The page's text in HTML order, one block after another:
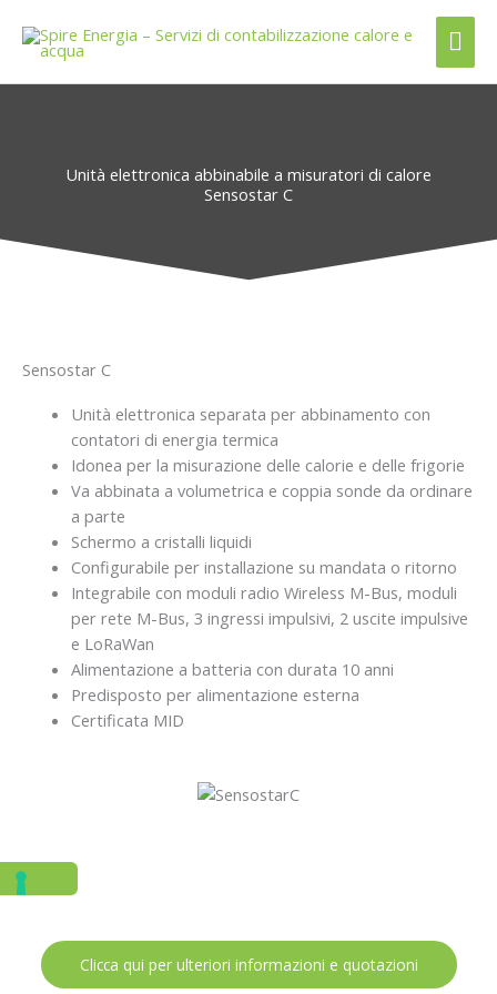
contenuto
Unità elettronica abbinabile a misuratori di calore
Sensostar C
Sensostar C
Unità elettronica separata per abbinamento con
contatori di energia termica
Idonea per la misurazione delle calorie e delle frigorie
Va abbinata a volumetrica e coppia sonde da ordinare
a parte
Schermo a cristalli liquidi
Configurabile per installazione su mandata o ritorno
Integrabile con moduli radio Wireless M-Bus, moduli
per rete M-Bus, 3 ingressi impulsivi, 2 uscite impulsive
e LoRaWan
Alimentazione a batteria con durata 10 anni
Predisposto per alimentazione esterna
Certificata MID
Clicca qui per ulteriori informazioni e quotazioni